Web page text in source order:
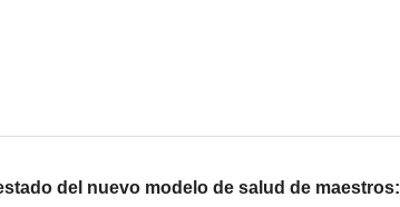
del nuevo modelo de salud de maestros: